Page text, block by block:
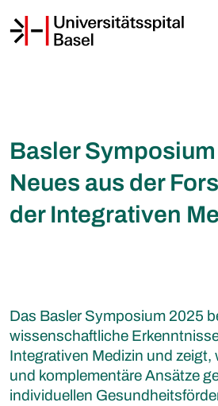
Basler
Neues aus der
der Integrativen
Das Basler Symposium 2025
wissenschaftliche
Integrativen Medizin und zeigt,
und komplementäre Ansätze
individuellen